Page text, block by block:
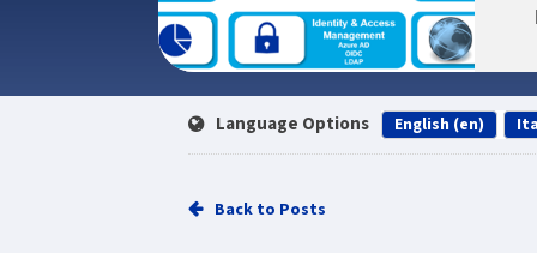
Service
Google Cloud Printing
External Pull Printing Solutions
Best of Class/Mulitvendor EMR
Healthcare Workflow Solutions
Affiliate Printing Solutions
Secure Records Delivery Solutions
Mobile Connector for VPSX
IGEL Session Printer Agent for
Innovate/Audit
Service Operation
Continuous Service Improvement
Language Options English (en)
Back to Posts